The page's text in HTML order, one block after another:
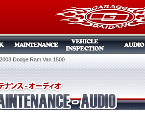
Dodge Ram Van 1500